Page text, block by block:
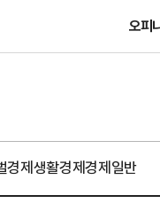
오피
경제생활경제경제일반